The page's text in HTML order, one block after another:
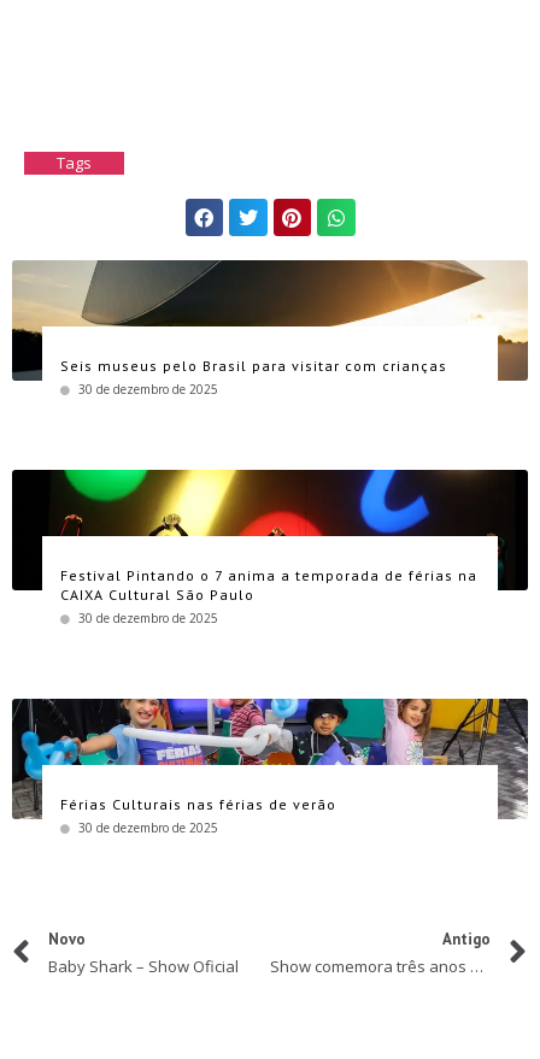
Tags
Seis museus pelo Brasil para visitar com crianças
30 de dezembro de 2025
Festival Pintando o 7 anima a temporada de férias na
CAIXA Cultural São Paulo
30 de dezembro de 2025
Férias Culturais nas férias de verão
30 de dezembro de 2025
Novo
Baby Shark – Show Oficial
Antigo
Show comemora três anos do Badulaque